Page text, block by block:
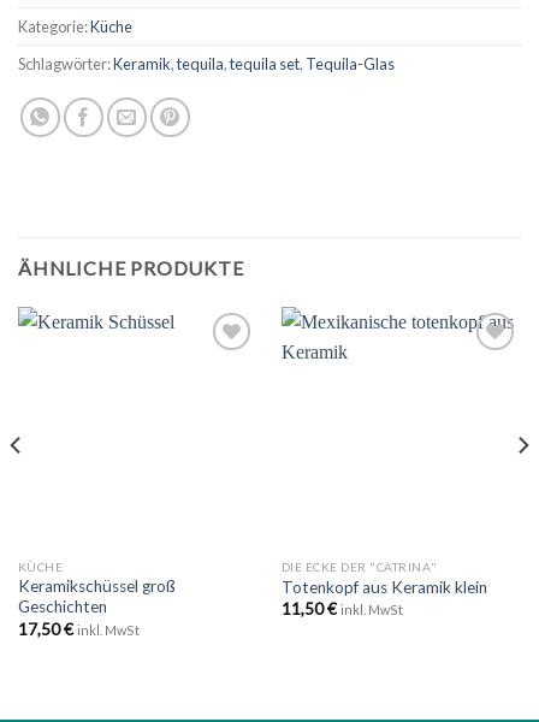
Kategorie:Küche
Schlagwörter:Keramik,tequila,tequila set, Tequila-Glas
ÄHNLICHE PRODUKTE
KÜCHE
Keramikschüssel groß
Geschichten
17,50€ inkl. MwSt
DIE ECKE DER "CATRINA"
Totenkopf aus Keramik klein
11,50€ inkl. MwSt